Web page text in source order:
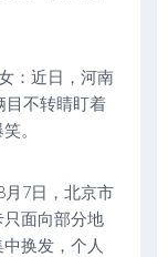
：近日，河南
目不转睛盯着
。
月7日，北京市
面向部分地
换发，个人